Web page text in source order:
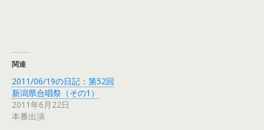
関連
2011/06/19の日記：第52回
新潟県合唱祭（その1）
2011年6月22日
本番出演